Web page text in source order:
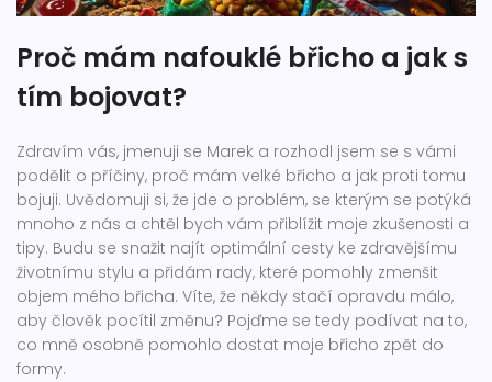
Proč mám nafouklé břicho a jak s
tím bojovat?
Zdravím vás, jmenuji se Marek a rozhodl jsem se s vámi
podělit o příčiny, proč mám velké břicho a jak proti tomu
bojuji. Uvědomuji si, že jde o problém, se kterým se potýká
mnoho z nás a chtěl bych vám přiblížit moje zkušenosti a
tipy. Budu se snažit najít optimální cesty ke zdravějšímu
životnímu stylu a přidám rady, které pomohly zmenšit
objem mého břicha. Víte, že někdy stačí opravdu málo,
aby člověk pocítil změnu? Pojďme se tedy podívat na to,
co mně osobně pomohlo dostat moje břicho zpět do
formy.